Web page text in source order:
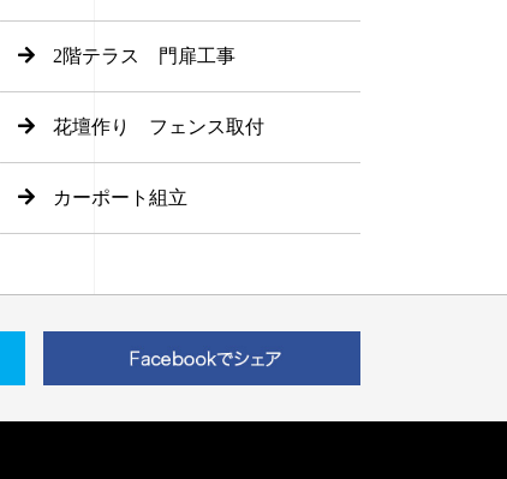
2階テラス 門扉工事
花壇作り フェンス取付
カーポート組立